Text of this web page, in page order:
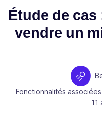
Étude de
vendre un
Fonctionnalités
11